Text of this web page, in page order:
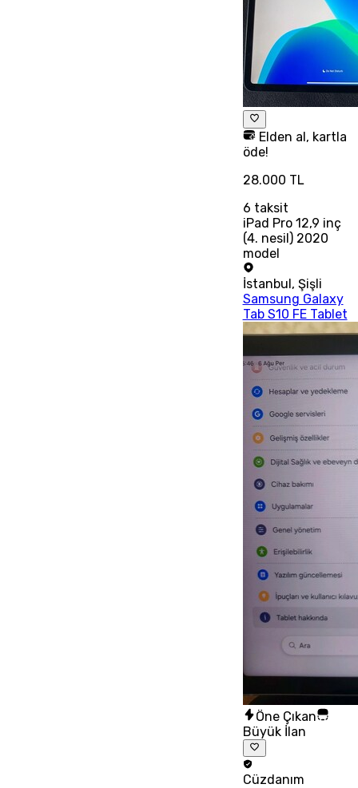
Elden al, kartla
öde!
28.000 TL
6 taksit
iPad Pro 12,9 inç
(4. nesil) 2020
model
İstanbul, Şişli
Samsung Galaxy
Tab S10 FE Tablet
Öne Çıkan
Büyük İlan
Cüzdanım